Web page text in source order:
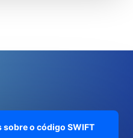
o código SWIFT